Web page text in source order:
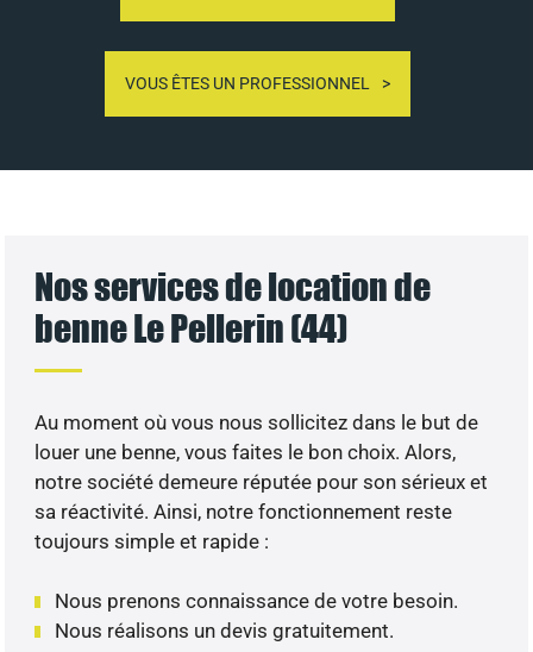
VOUS ÊTES UN PROFESSIONNEL
Nos services de location de
benne Le Pellerin (44)
Au moment où vous nous sollicitez dans le but de
louer une benne, vous faites le bon choix. Alors,
notre société demeure réputée pour son sérieux et
sa réactivité. Ainsi, notre fonctionnement reste
toujours simple et rapide :
Nous prenons connaissance de votre besoin.
Nous réalisons un devis gratuitement.